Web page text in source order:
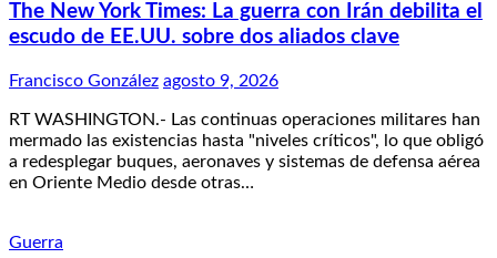
The New York Times: La guerra con Irán debilita el
escudo de EE.UU. sobre dos aliados clave
Francisco González agosto 9, 2026
RT WASHINGTON.- Las continuas operaciones militares han
mermado las existencias hasta "niveles críticos", lo que obligó
a redesplegar buques, aeronaves y sistemas de defensa aérea
en Oriente Medio desde otras…
Guerra